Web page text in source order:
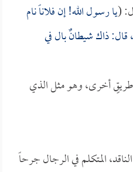
(يا رسول الله! إن فلاناً نام
ذاك شيطانٌ بال في
أخرى، وهو مثل الذي
المتكلم في الرجال جرحاً